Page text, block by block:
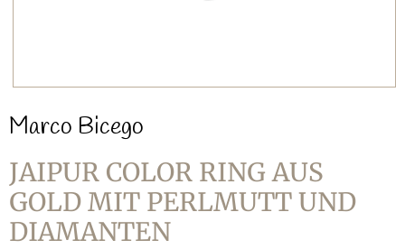
Marco Bicego
JAIPUR COLOR RING AUS
GOLD MIT PERLMUTT UND
DIAMANTEN